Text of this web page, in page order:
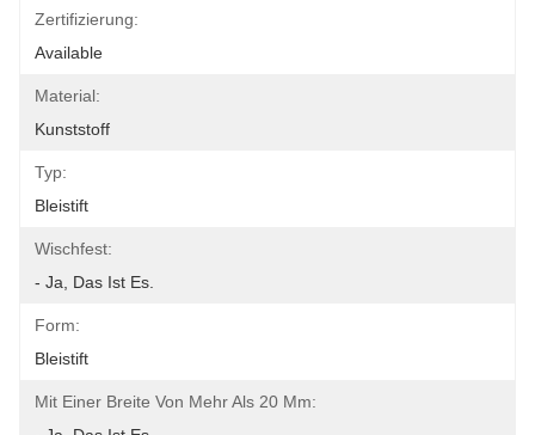
Zertifizierung:
Available
Material:
Kunststoff
Typ:
Bleistift
Wischfest:
- Ja, Das Ist Es.
Form:
Bleistift
Mit Einer Breite Von Mehr Als 20 Mm: